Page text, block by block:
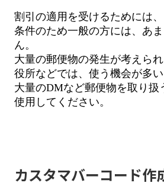
割引の適用を受けるためには、
条件のため一般の方には、あ
ん。
大量の郵便物の発生が考えられ
役所などでは、使う機会が多い
大量のDMなど郵便物を取り扱
使用してください。
カスタマバーコード作